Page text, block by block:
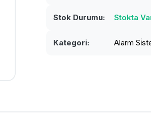
Stok Durumu: Stokta
Kategori: Alarm